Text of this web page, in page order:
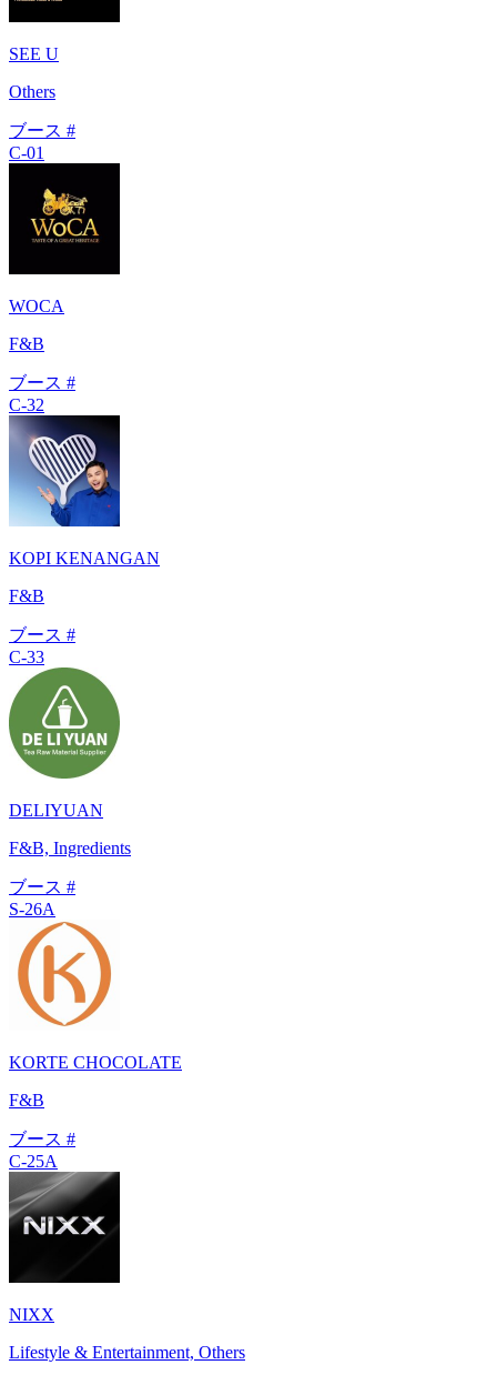
SEE U
Others
ブース #
C-01
WOCA
F&B
ブース #
C-32
KOPI KENANGAN
F&B
ブース #
C-33
DELIYUAN
F&B, Ingredients
ブース #
S-26A
KORTE CHOCOLATE
F&B
ブース #
C-25A
NIXX
Lifestyle & Entertainment, Others